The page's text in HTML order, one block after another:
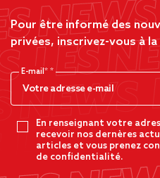
Pour être informé des
privées, inscrivez-vous à
E-mail*
En renseignant votre
recevoir nos dernères
articles et vous prenez
de confidentialité.